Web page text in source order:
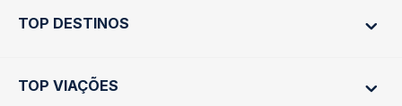
TOP DESTINOS
Ônibus Rio de Janeiro
TOP VIAÇÕES